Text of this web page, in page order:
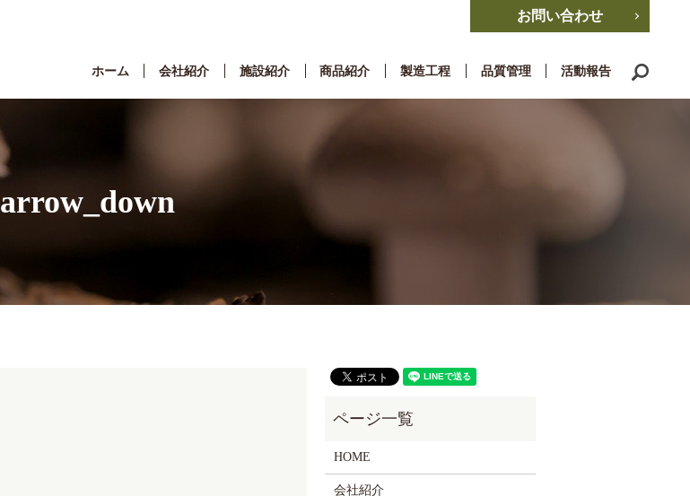
お問い合わせ
ホーム 会社紹介 施設紹介 商品紹介 製造工程 品質管理 活動報告
arrow_down
HOME
会社紹介